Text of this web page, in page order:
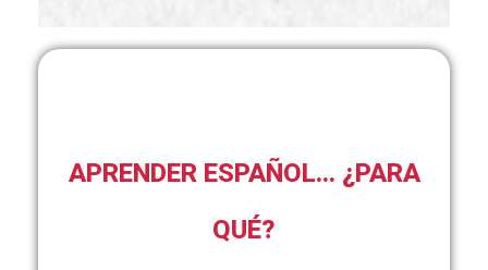
APRENDER ESPAÑOL... ¿PARA
QUÉ?